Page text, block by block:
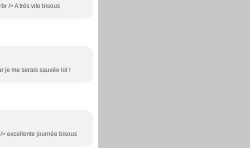
/> A trés vite bisous
je me serais sauvée lol !
excellente journée bisous